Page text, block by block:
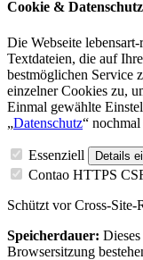
Cookie &
Die Webseite
Textdateien, die auf
bestmöglichen Service
einzelner Cookies zu,
Einmal gewählte
„Datenschutz“ nochmal
Essenziell Details
Contao HTTPS
Schützt vor Cross-
Speicherdauer:
Browsersitzung